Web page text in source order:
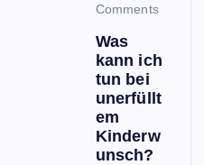
Comments
Was
kann ich
tun bei
unerfüllt
em
Kinderw
unsch?